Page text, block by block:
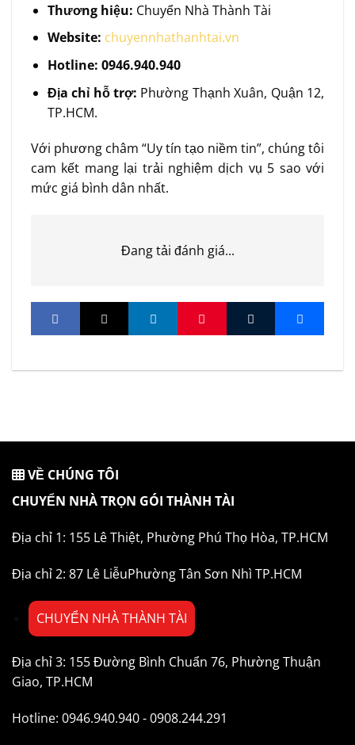
Thương hiệu: Chuyển Nhà Thành Tài
Website: chuyennhathanhtai.vn
Hotline: 0946.940.940
Địa chỉ hỗ trợ: Phường Thạnh Xuân, Quận 12,
TP.HCM.
Với phương châm “Uy tín tạo niềm tin”, chúng tôi
cam kết mang lại trải nghiệm dịch vụ 5 sao với
mức giá bình dân nhất.
Đang tải đánh giá...
VỀ CHÚNG TÔI
CHUYỂN NHÀ TRỌN GÓI THÀNH TÀI
Địa chỉ 1: 155 Lê Thiệt, Phường Phú Thọ Hòa, TP.HCM
Địa chỉ 2: 87 Lê LiễuPhường Tân Sơn Nhì TP.HCM
CHUYỂN NHÀ THÀNH TÀI
Địa chỉ 3: 155 Đường Bình Chuẩn 76, Phường Thuận
Giao, TP.HCM
Hotline: 0946.940.940 - 0908.244.291